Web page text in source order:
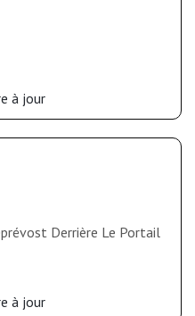
à jour
Derrière Le Portail
à jour